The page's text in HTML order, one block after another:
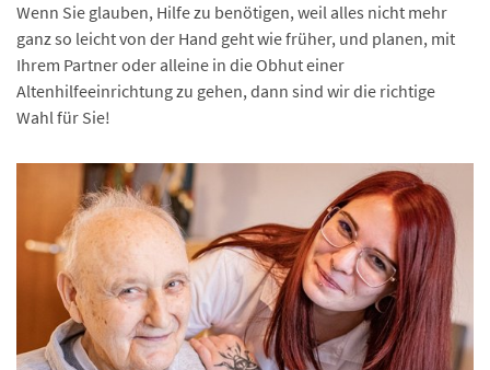
Wenn Sie glauben, Hilfe zu benötigen, weil alles nicht mehr
ganz so leicht von der Hand geht wie früher, und planen, mit
Ihrem Partner oder alleine in die Obhut einer
Altenhilfeeinrichtung zu gehen, dann sind wir die richtige
Wahl für Sie!